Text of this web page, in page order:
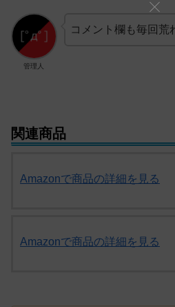
管理人
コメント欄も毎回荒
関連商品
Amazonで商品の詳細を見る
Amazonで商品の詳細を見る